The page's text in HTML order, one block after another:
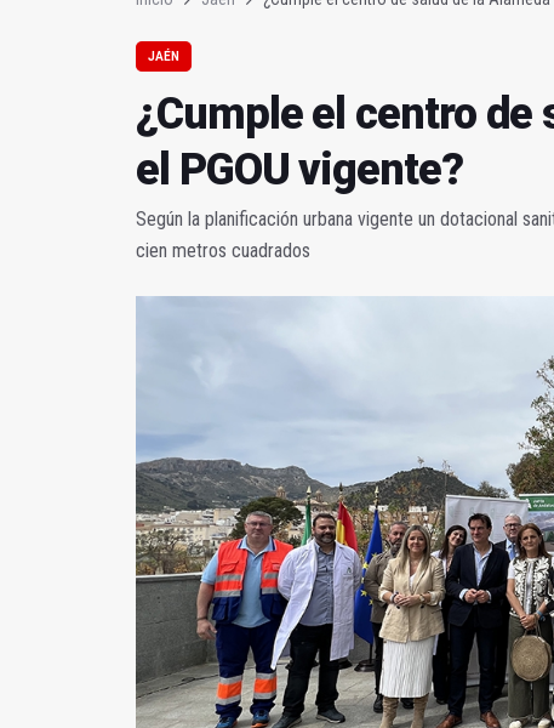
JAÉN
¿Cumple el centro de
el PGOU vigente?
Según la planificación urbana vigente un dotacional
cien metros cuadrados